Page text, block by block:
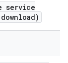
service